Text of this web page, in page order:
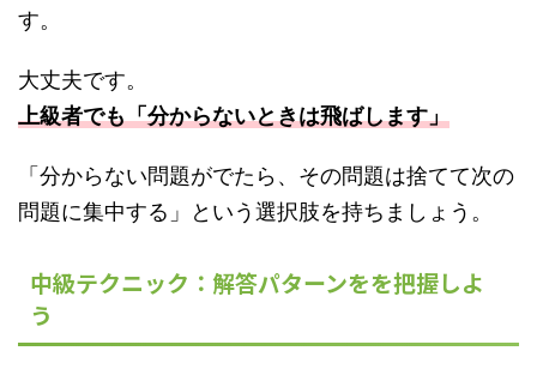
す。
大丈夫です。
上級者でも「分からないときは飛ばします」
「分からない問題がでたら、その問題は捨てて次の
問題に集中する」という選択肢を持ちましょう。
中級テクニック：解答パターンをを把握しよ
う